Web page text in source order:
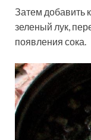
Затем добавить
зеленый лук,
появления сока.